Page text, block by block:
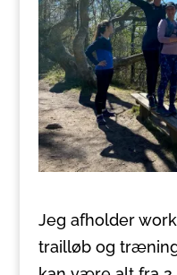
Jeg afholder
trailløb og